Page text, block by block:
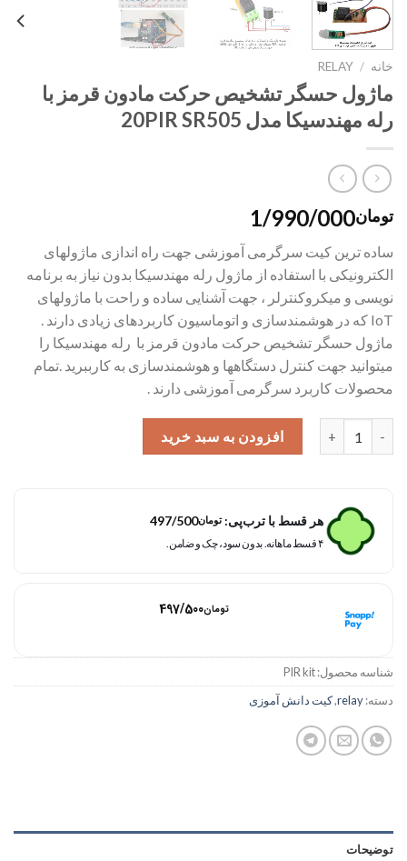
خانه /
RELAY
ماژول حسگر تشخیص حرکت مادون قرمز با
رله مهندسیکا مدل 20PIR SR505
تومان1/990/000
ساده ترین کیت سرگرمی آموزشی جهت راه اندازی ماژولهای
الکترونیکی با استفاده از ماژول رله مهندسیکا بدون نیاز به برنامه
نویسی و میکروکنترلر ، جهت آشنایی ساده و راحت با ماژولهای
IoT که در هوشمندسازی و اتوماسیون کاربردهای زیادی دارند .
ماژول حسگر تشخیص حرکت مادون قرمز با رله مهندسیکا را
میتوانید جهت کنترل دستگاهها و هوشمندسازی به کارببرید .تمام
محصولات کاربرد سرگرمی آموزشی دارند .
ماژول حسگر تشخیص حرکت مادون قرمز با رله مهندسیکا مدل 20PIR SR505 عدد
افزودن به سبد خرید
هر قسط با ترب‌پی:تومان497/500
۴ قسط ماهانه. بدون سود، چک و ضامن.
تومان497/500
شناسه محصول:PIR kit
دسته:relay
,کیت دانش آموزی
توضیحات